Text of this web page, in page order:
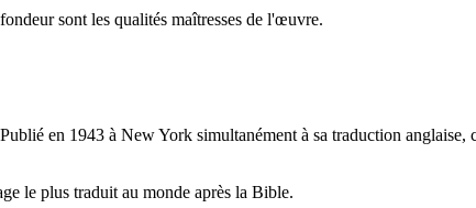
sont les qualités maîtresses de l'œuvre.
en 1943 à New York simultanément à sa traduction
le plus traduit au monde après la Bible.